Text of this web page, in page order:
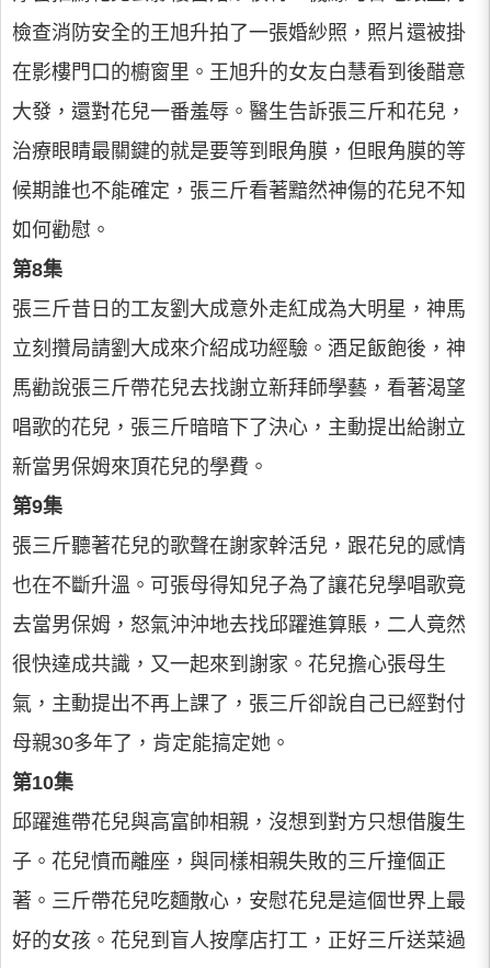
檢查消防安全的王旭升拍了一張婚紗照，照片還被掛
在影樓門口的櫥窗里。王旭升的女友白慧看到後醋意
大發，還對花兒一番羞辱。醫生告訴張三斤和花兒，
治療眼睛最關鍵的就是要等到眼角膜，但眼角膜的等
候期誰也不能確定，張三斤看著黯然神傷的花兒不知
如何勸慰。
第8集
張三斤昔日的工友劉大成意外走紅成為大明星，神馬
立刻攢局請劉大成來介紹成功經驗。酒足飯飽後，神
馬勸說張三斤帶花兒去找謝立新拜師學藝，看著渴望
唱歌的花兒，張三斤暗暗下了決心，主動提出給謝立
新當男保姆來頂花兒的學費。
第9集
張三斤聽著花兒的歌聲在謝家幹活兒，跟花兒的感情
也在不斷升溫。可張母得知兒子為了讓花兒學唱歌竟
去當男保姆，怒氣沖沖地去找邱躍進算賬，二人竟然
很快達成共識，又一起來到謝家。花兒擔心張母生
氣，主動提出不再上課了，張三斤卻說自己已經對付
母親30多年了，肯定能搞定她。
第10集
邱躍進帶花兒與高富帥相親，沒想到對方只想借腹生
子。花兒憤而離座，與同樣相親失敗的三斤撞個正
著。三斤帶花兒吃麵散心，安慰花兒是這個世界上最
好的女孩。花兒到盲人按摩店打工，正好三斤送菜過